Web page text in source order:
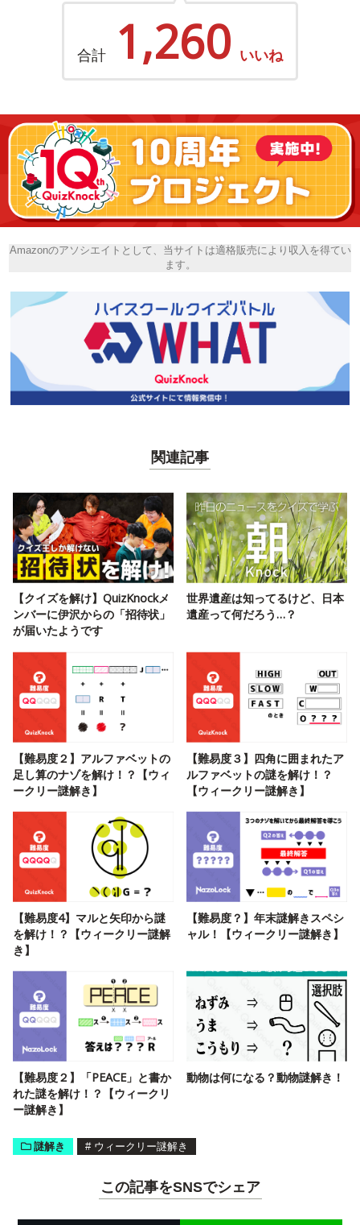
合計 1,260 いいね
Amazonのアソシエイトとして、当サイトは適格販売により収入を得てい
ます。
関連記事
【クイズを解け】QuizKnockメ
ンバーに伊沢からの「招待状」
が届いたようです
世界遺産は知ってるけど、日本
遺産って何だろう…？
【難易度２】アルファベットの
足し算のナゾを解け！？【ウィ
ークリー謎解き】
【難易度３】四角に囲まれたア
ルファベットの謎を解け！？
【ウィークリー謎解き】
【難易度4】マルと矢印から謎
を解け！？【ウィークリー謎解
き】
【難易度？】年末謎解きスペシ
ャル！【ウィークリー謎解き】
【難易度２】「PEACE」と書か
れた謎を解け！？【ウィークリ
ー謎解き】
動物は何になる？動物謎解き！
謎解き # ウィークリー謎解き
この記事をSNSでシェア